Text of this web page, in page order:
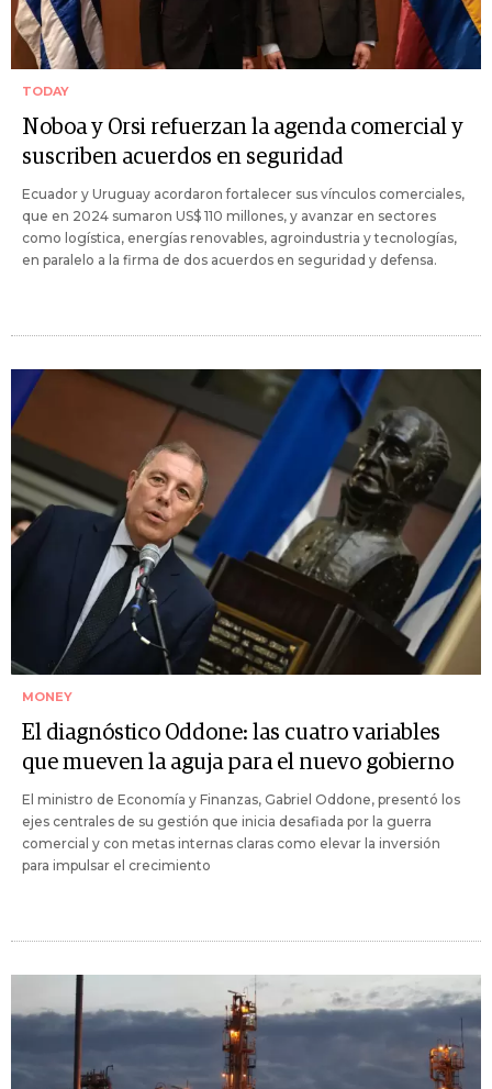
TODAY
Noboa y Orsi refuerzan la agenda comercial y
suscriben acuerdos en seguridad
Ecuador y Uruguay acordaron fortalecer sus vínculos comerciales,
que en 2024 sumaron US$ 110 millones, y avanzar en sectores
como logística, energías renovables, agroindustria y tecnologías,
en paralelo a la firma de dos acuerdos en seguridad y defensa.
MONEY
El diagnóstico Oddone: las cuatro variables
que mueven la aguja para el nuevo gobierno
El ministro de Economía y Finanzas, Gabriel Oddone, presentó los
ejes centrales de su gestión que inicia desafiada por la guerra
comercial y con metas internas claras como elevar la inversión
para impulsar el crecimiento